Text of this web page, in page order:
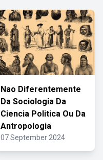
Nao Diferentemente
Da Sociologia Da
Ciencia Politica Ou Da
Antropologia
07 September 2024